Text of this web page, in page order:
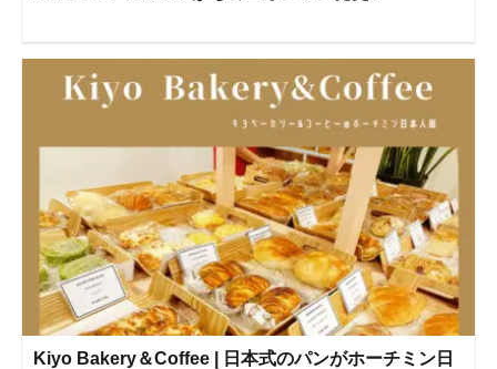
Kiyo Bakery＆Coffee | 日本式のパンがホーチミン日